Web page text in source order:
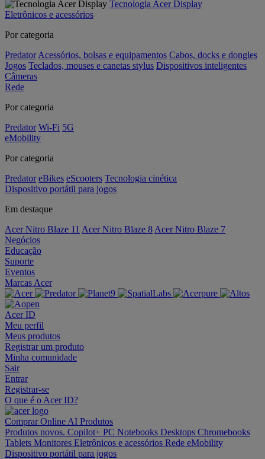
Tecnologia Acer Display
Eletrônicos e acessórios
Por categoria
Predator Acessórios, bolsas e equipamentos Cabos, docks e dongles
Jogos Teclados, mouses e canetas stylus Dispositivos inteligentes
Câmeras
Rede
Por categoria
Predator Wi-Fi 5G
eMobility
Por categoria
Predator eBikes eScooters Tecnologia cinética
Dispositivo portátil para jogos
Em destaque
Acer Nitro Blaze 11 Acer Nitro Blaze 8 Acer Nitro Blaze 7
Negócios
Educação
Suporte
Eventos
Marcas Acer
Acer ID
Meu perfil
Meus produtos
Registrar um produto
Minha comunidade
Sair
Entrar
Registrar-se
O que é o Acer ID?
Comprar Online AI Produtos
Produtos novos. Copilot+ PC Notebooks Desktops Chromebooks
Tablets Monitores Eletrônicos e acessórios Rede eMobility
Dispositivo portátil para jogos